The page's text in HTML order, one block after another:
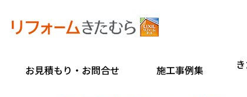
お見積もり・お問合せ 施工事例集